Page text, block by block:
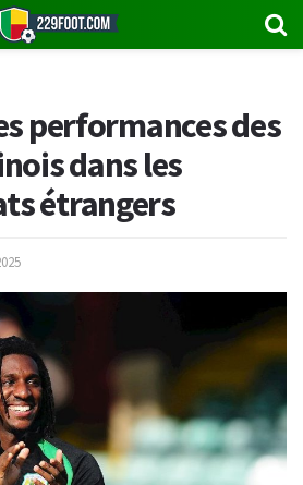
performances des
dans les
étrangers